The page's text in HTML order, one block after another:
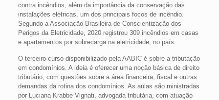
contra incêndios, além da importância da conservação das
instalações elétricas, um dos principais focos de incêndio.
Segundo a Associação Brasileira de Conscientização dos
Perigos da Eletricidade, 2020 registrou 309 incêndios em casas
e apartamentos por sobrecarga na eletricidade, no país.
O terceiro curso disponibilizado pela AABIC é sobre a tributação
em condomínios. A ideia é oferecer uma noção básica de direito
tributário, com questões sobre a área financeira, fiscal e outras
demandas da rotina dos condomínios. As aulas são ministradas
por Luciana Krabbe Vignati, advogada tributária, com atuação